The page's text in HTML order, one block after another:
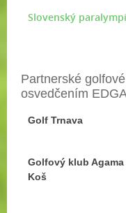
Slovenský
Partnerské
osvedčením
Golf Trnava
Golfový klub Agama
Koš